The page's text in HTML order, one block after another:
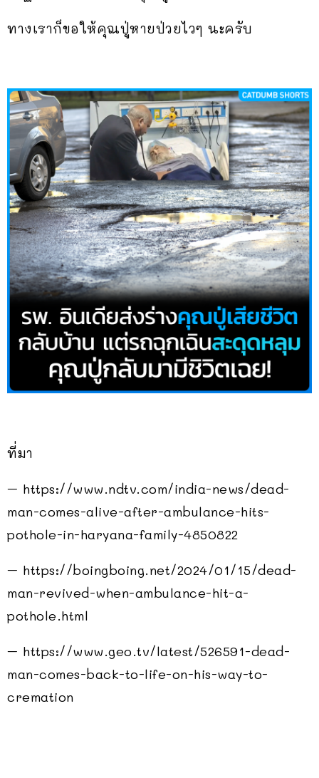
ทางเราก็ขอให้คุณปู่หายป่วยไวๆ นะครับ
ที่มา
– https://www.ndtv.com/india-news/dead-
man-comes-alive-after-ambulance-hits-
pothole-in-haryana-family-4850822
– https://boingboing.net/2024/01/15/dead-
man-revived-when-ambulance-hit-a-
pothole.html
– https://www.geo.tv/latest/526591-dead-
man-comes-back-to-life-on-his-way-to-
cremation